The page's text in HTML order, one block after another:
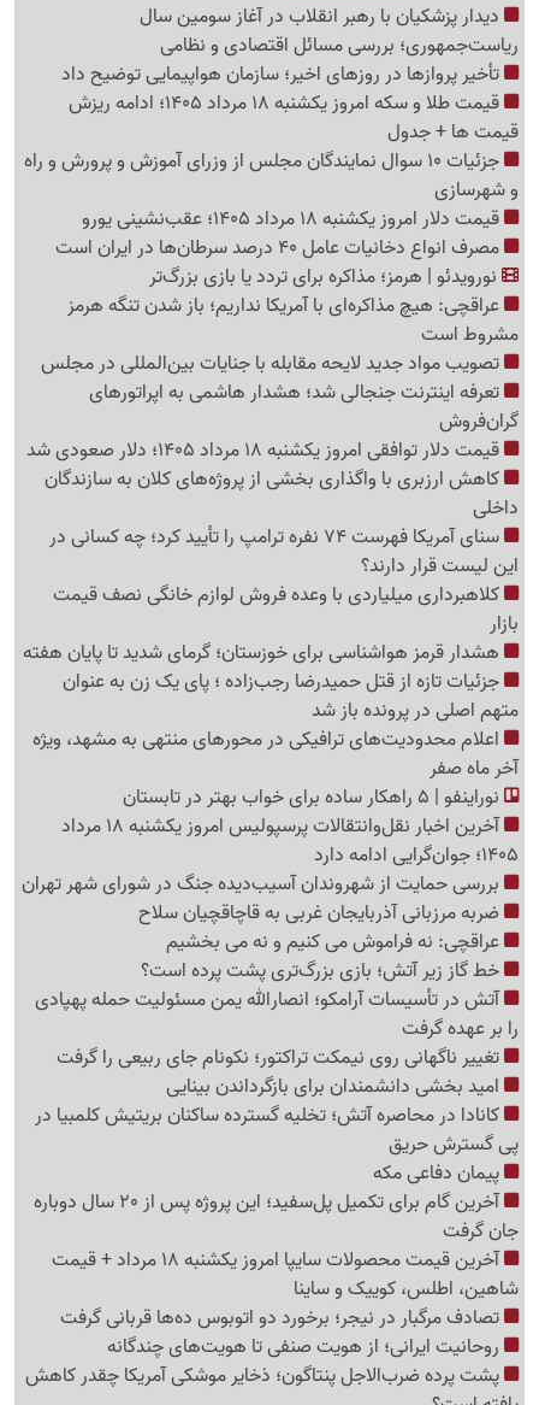
دیدار پزشکیان با رهبر انقلاب در آغاز سومین سال
ریاست‌جمهوری؛ بررسی مسائل اقتصادی و نظامی
تأخیر پروازها در روزهای اخیر؛ سازمان هواپیمایی توضیح داد
قیمت طلا و سکه امروز یکشنبه 18 مرداد 1405؛ ادامه ریزش
قیمت ها + جدول
جزئیات 10 سوال نمایندگان مجلس از وزرای آموزش و پرورش و راه
و شهرسازی
قیمت دلار امروز یکشنبه 18 مرداد 1405؛ عقب‌نشینی یورو
مصرف انواع دخانیات عامل 40 درصد سرطان‌ها در ایران است
نورویدئو | هرمز؛ مذاکره برای تردد یا بازی بزرگ‌تر
عراقچی: هیچ مذاکره‌ای با آمریکا نداریم؛ باز شدن تنگه هرمز
مشروط است
تصویب مواد جدید لایحه مقابله با جنایات بین‌المللی در مجلس
تعرفه اینترنت جنجالی شد؛ هشدار هاشمی به اپراتورهای
گرا‌ن‌فروش
قیمت دلار توافقی امروز یکشنبه 18 مرداد 1405؛ دلار صعودی شد
کاهش ارزبری با واگذاری بخشی از پروژه‌های کلان به سازندگان
داخلی
سنای آمریکا فهرست 74 نفره ترامپ را تأیید کرد؛ چه کسانی در
این لیست قرار دارند؟
کلاهبرداری میلیاردی با وعده فروش لوازم خانگی نصف قیمت
بازار
هشدار قرمز هواشناسی برای خوزستان؛ گرمای شدید تا پایان هفته
جزئیات تازه از قتل حمیدرضا رجب‌زاده ؛ پای یک زن به عنوان
متهم اصلی در پرونده باز شد
اعلام محدودیت‌های ترافیکی در محورهای منتهی به مشهد، ویژه
آخر ماه صفر
نوراینفو | 5 راهکار ساده برای خواب بهتر در تابستان
آخرین اخبار نقل‌وانتقالات پرسپولیس امروز یکشنبه 18 مرداد
1405؛ جوان‌گرایی ادامه دارد
بررسی حمایت از شهروندان آسیب‌دیده جنگ در شورای شهر تهران
ضربه مرزبانی آذربایجان غربی به قاچاقچیان سلاح
عراقچی: نه فراموش می کنیم و نه می بخشیم
خط گاز زیر آتش؛ بازی بزرگ‌تری پشت پرده است؟
آتش در تأسیسات آرامکو؛ انصارالله یمن مسئولیت حمله پهپادی
را بر عهده گرفت
تغییر ناگهانی روی نیمکت تراکتور؛ نکونام جای ربیعی را گرفت
امید بخشی دانشمندان برای بازگرداندن بینایی
کانادا در محاصره آتش؛ تخلیه گسترده ساکنان بریتیش کلمبیا در
پی گسترش حریق
پیمان دفاعی مکه
آخرین گام برای تکمیل پل‌سفید؛ این پروژه پس از 20 سال دوباره
جان گرفت
آخرین قیمت محصولات سایپا امروز یکشنبه 18 مرداد + قیمت
شاهین، اطلس، کوییک و ساینا
تصادف مرگبار در نیجر؛ برخورد دو اتوبوس ده‌ها قربانی گرفت
روحانیت ایرانی؛ از هویت صنفی تا هویت‌های چندگانه
پشت پرده ضرب‌الاجل پنتاگون؛ ذخایر موشکی آمریکا چقدر کاهش